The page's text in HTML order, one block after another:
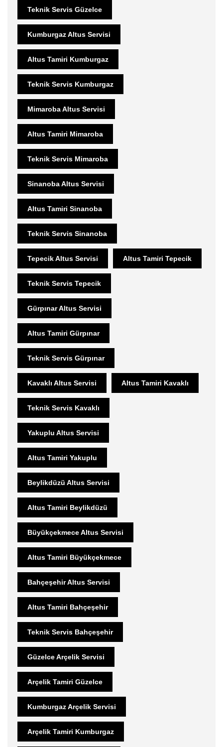
Teknik Servis Güzelce
Kumburgaz Altus Servisi
Altus Tamiri Kumburgaz
Teknik Servis Kumburgaz
Mimaroba Altus Servisi
Altus Tamiri Mimaroba
Teknik Servis Mimaroba
Sinanoba Altus Servisi
Altus Tamiri Sinanoba
Teknik Servis Sinanoba
Tepecik Altus Servisi Altus Tamiri Tepecik
Teknik Servis Tepecik
Gürpınar Altus Servisi
Altus Tamiri Gürpınar
Teknik Servis Gürpınar
Kavaklı Altus Servisi Altus Tamiri Kavaklı
Teknik Servis Kavaklı
Yakuplu Altus Servisi
Altus Tamiri Yakuplu
Beylikdüzü Altus Servisi
Altus Tamiri Beylikdüzü
Büyükçekmece Altus Servisi
Altus Tamiri Büyükçekmece
Bahçeşehir Altus Servisi
Altus Tamiri Bahçeşehir
Teknik Servis Bahçeşehir
Güzelce Arçelik Servisi
Arçelik Tamiri Güzelce
Kumburgaz Arçelik Servisi
Arçelik Tamiri Kumburgaz